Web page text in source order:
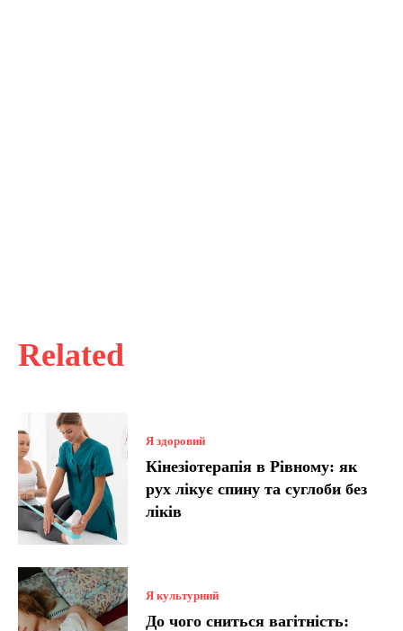
Related
Я здоровий
Кінезіотерапія в Рівному: як
рух лікує спину та суглоби без
ліків
Я культурний
До чого сниться вагітність: